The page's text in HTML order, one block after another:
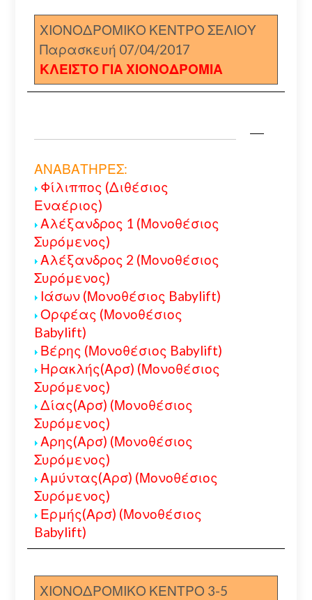
ΧΙΟΝΟΔΡΟΜΙΚΟ ΚΕΝΤΡΟ ΣΕΛΙΟΥ
Παρασκευή 07/04/2017
ΚΛΕΙΣΤΟ ΓΙΑ ΧΙΟΝΟΔΡΟΜΙΑ
ΑΝΑΒΑΤΗΡΕΣ:
Φίλιππος (Διθέσιος
Εναέριος)
Αλέξανδρος 1 (Μονοθέσιος
Συρόμενος)
Αλέξανδρος 2 (Μονοθέσιος
Συρόμενος)
Ιάσων (Μονοθέσιος Babylift)
Ορφέας (Μονοθέσιος
Babylift)
Βέρης (Μονοθέσιος Babylift)
Ηρακλής(Αρσ) (Μονοθέσιος
Συρόμενος)
Δίας(Αρσ) (Μονοθέσιος
Συρόμενος)
Αρης(Αρσ) (Μονοθέσιος
Συρόμενος)
Αμύντας(Αρσ) (Μονοθέσιος
Συρόμενος)
Ερμής(Αρσ) (Μονοθέσιος
Babylift)
ΧΙΟΝΟΔΡΟΜΙΚΟ ΚΕΝΤΡΟ 3-5